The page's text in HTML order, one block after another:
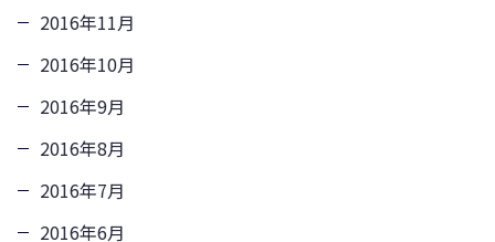
2016年11月
2016年10月
2016年9月
2016年8月
2016年7月
2016年6月